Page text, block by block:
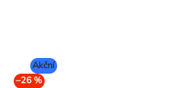
Akční
–26 %